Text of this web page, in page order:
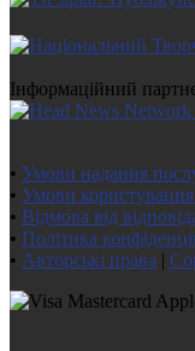
Інформаційний
• Умови надання
• Умови
• Відмова від
• Політика
• Авторські права |